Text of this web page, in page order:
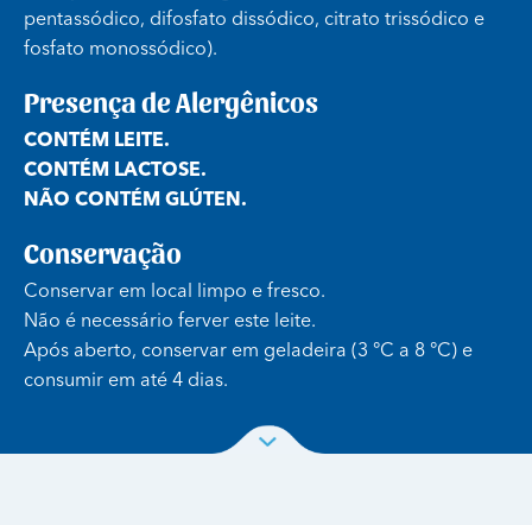
pentassódico, difosfato dissódico, citrato trissódico e
fosfato monossódico).
Presença de Alergênicos
CONTÉM LEITE.
CONTÉM LACTOSE.
NÃO CONTÉM GLÚTEN.
Conservação
Conservar em local limpo e fresco.
Não é necessário ferver este leite.
Após aberto, conservar em geladeira (3 °C a 8 °C) e
consumir em até 4 dias.